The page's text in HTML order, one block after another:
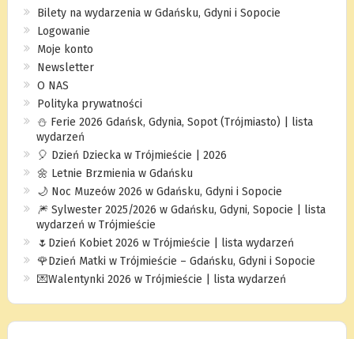
Bilety na wydarzenia w Gdańsku, Gdyni i Sopocie
Logowanie
Moje konto
Newsletter
O NAS
Polityka prywatności
⛄️ Ferie 2026 Gdańsk, Gdynia, Sopot (Trójmiasto) | lista
wydarzeń
🎈 Dzień Dziecka w Trójmieście | 2026
🌼 Letnie Brzmienia w Gdańsku
🌙 Noc Muzeów 2026 w Gdańsku, Gdyni i Sopocie
🎆 Sylwester 2025/2026 w Gdańsku, Gdyni, Sopocie | lista
wydarzeń w Trójmieście
🌷Dzień Kobiet 2026 w Trójmieście | lista wydarzeń
🌹Dzień Matki w Trójmieście – Gdańsku, Gdyni i Sopocie
💌Walentynki 2026 w Trójmieście | lista wydarzeń